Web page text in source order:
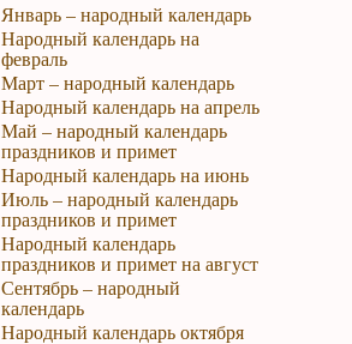
Январь – народный календарь
Народный календарь на
февраль
Март – народный календарь
Народный календарь на апрель
Май – народный календарь
праздников и примет
Народный календарь на июнь
Июль – народный календарь
праздников и примет
Народный календарь
праздников и примет на август
Сентябрь – народный
календарь
Народный календарь октября